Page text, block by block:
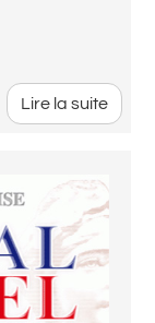
Lire la suite